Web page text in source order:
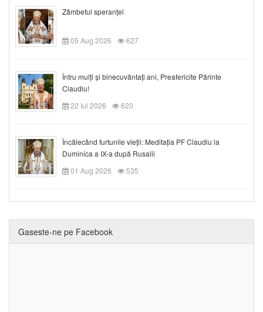
Zâmbetul speranței
05 Aug 2026 627
Întru mulți și binecuvântați ani, Preafericite Părinte
Claudiu!
22 Iul 2026
620
Încălecând furtunile vieții: Meditația PF Claudiu la
Duminica a IX-a după Rusalii
01 Aug 2026
535
Gaseste-ne pe Facebook